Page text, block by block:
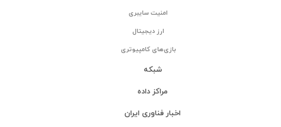
امنیت سایبری
ارز دیجیتال
بازی‌های کامپیوتری
شبکه
مراکز داده
اخبار فناوری ایران